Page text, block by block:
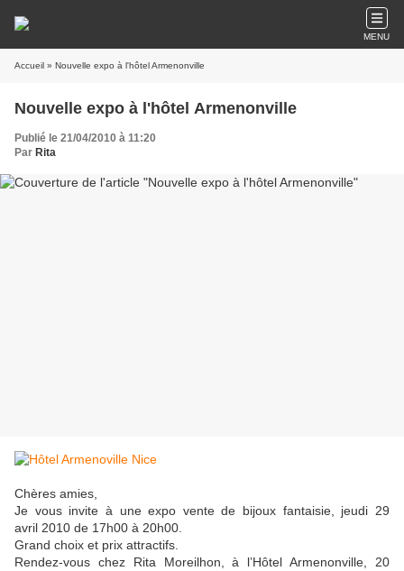
MENU
Accueil » Nouvelle expo à l'hôtel Armenonville
Nouvelle expo à l'hôtel Armenonville
Publié le 21/04/2010 à 11:20
Par Rita
Chères amies,
Je vous invite à une expo vente de bijoux fantaisie, jeudi 29
avril 2010 de 17h00 à 20h00.
Grand choix et prix attractifs.
Rendez-vous chez Rita Moreilhon, à l’Hôtel Armenonville, 20